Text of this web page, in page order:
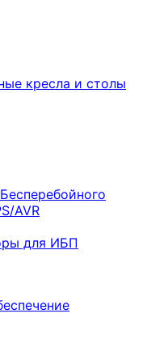
кресла и столы
AVR
для ИБП